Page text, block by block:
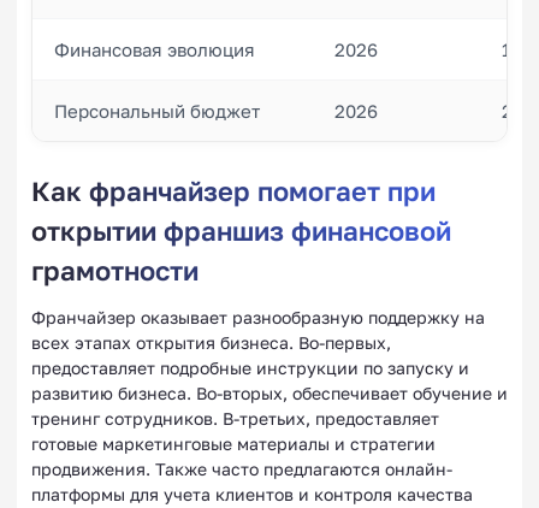
Финансовая эволюция 2026 15
Персональный бюджет 2026 20
Как франчайзер помогает при
открытии франшиз финансовой
грамотности
Франчайзер оказывает разнообразную поддержку на
всех этапах открытия бизнеса. Во-первых,
предоставляет подробные инструкции по запуску и
развитию бизнеса. Во-вторых, обеспечивает обучение и
тренинг сотрудников. В-третьих, предоставляет
готовые маркетинговые материалы и стратегии
продвижения. Также часто предлагаются онлайн-
платформы для учета клиентов и контроля качества